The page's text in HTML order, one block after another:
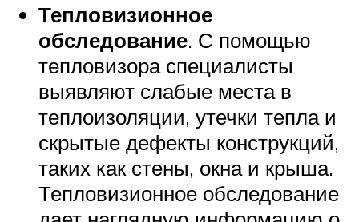
Тепловизионное
обследование. С помощью
тепловизора специалисты
выявляют слабые места в
теплоизоляции, утечки тепла и
скрытые дефекты конструкций,
таких как стены, окна и крыша.
Тепловизионное обследование